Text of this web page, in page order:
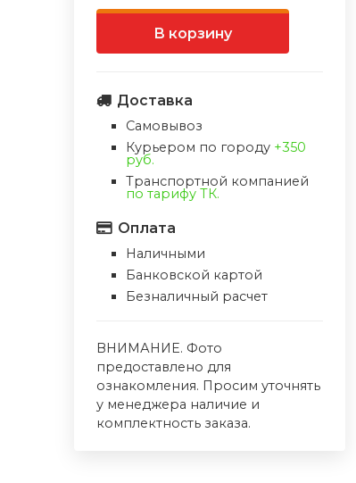
В корзину
Доставка
Самовывоз
Курьером по городу +350
руб.
Транспортной компанией
по тарифу ТК.
Оплата
Наличными
Банковской картой
Безналичный расчет
ВНИМАНИЕ. Фото
предоставлено для
ознакомления. Просим уточнять
у менеджера наличие и
комплектность заказа.